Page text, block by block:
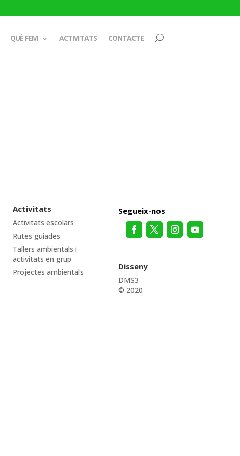
QUÈ FEM ACTIVITATS CONTACTE
Activitats
Activitats escolars
Rutes guiades
Tallers ambientals i
activitats en grup
Projectes ambientals
Segueix-nos
Disseny
DMS3
© 2020